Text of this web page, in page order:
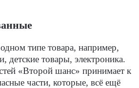
типе товара, например,
детские товары, электроника.
«Второй шанс» принимает к
части, которые, всё ещё